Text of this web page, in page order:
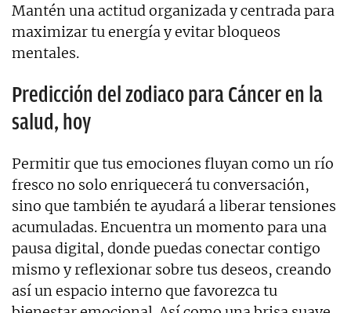
Mantén una actitud organizada y centrada para
maximizar tu energía y evitar bloqueos
mentales.
Predicción del zodiaco para Cáncer en la
salud, hoy
Permitir que tus emociones fluyan como un río
fresco no solo enriquecerá tu conversación,
sino que también te ayudará a liberar tensiones
acumuladas. Encuentra un momento para una
pausa digital, donde puedas conectar contigo
mismo y reflexionar sobre tus deseos, creando
así un espacio interno que favorezca tu